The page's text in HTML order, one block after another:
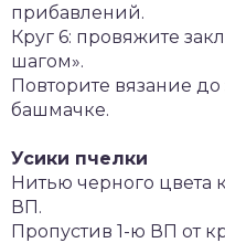
прибавлений.
Круг 6: провяжите
шагом».
Повторите вязание
башмачке.
Усики пчелки
Нитью черного цвета
ВП.
Пропустив 1-ю ВП от